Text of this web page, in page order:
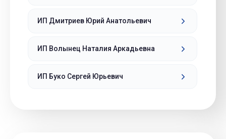
ИП Дмитриев Юрий Анатольевич
ИП Волынец Наталия Аркадьевна
ИП Буко Сергей Юрьевич